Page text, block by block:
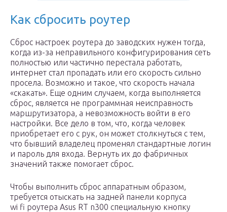
Как сбросить роутер
Сброс настроек роутера до заводских нужен тогда,
когда из-за неправильного конфигурирования сеть
полностью или частично перестала работать,
интернет стал пропадать или его скорость сильно
просела. Возможно и такое, что скорость начала
«скакать». Еще одним случаем, когда выполняется
сброс, является не программная неисправность
маршрутизатора, а невозможность войти в его
настройки. Все дело в том, что, когда человек
приобретает его с рук, он может столкнуться с тем,
что бывший владелец променял стандартные логин
и пароль для входа. Вернуть их до фабричных
значений также помогает сброс.
Чтобы выполнить сброс аппаратным образом,
требуется отыскать на задней панели корпуса
wi fi роутера Asus RT n300 специальную кнопку